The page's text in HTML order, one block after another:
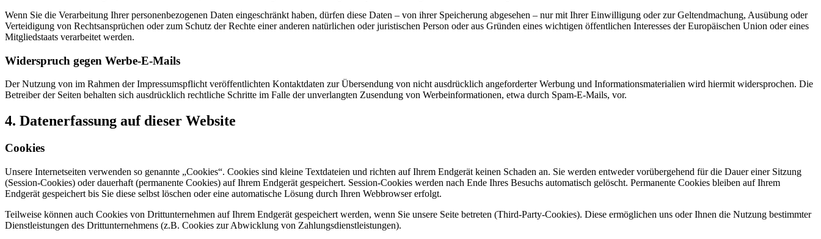
Wenn Sie die Verarbeitung Ihrer personenbezogenen Daten eingeschränkt haben, dürfen diese Daten – von ihrer Speicherung abgesehen – nur mit Ihrer Einwilligung oder zur Geltendmachung, Ausübung oder
Verteidigung von Rechtsansprüchen oder zum Schutz der Rechte einer anderen natürlichen oder juristischen Person oder aus Gründen eines wichtigen öffentlichen Interesses der Europäischen Union oder eines
Mitgliedstaats verarbeitet werden.
Widerspruch gegen Werbe-E-Mails
Der Nutzung von im Rahmen der Impressumspflicht veröffentlichten Kontaktdaten zur Übersendung von nicht ausdrücklich angeforderter Werbung und Informationsmaterialien wird hiermit widersprochen. Die
Betreiber der Seiten behalten sich ausdrücklich rechtliche Schritte im Falle der unverlangten Zusendung von Werbeinformationen, etwa durch Spam-E-Mails, vor.
4. Datenerfassung auf dieser Website
Cookies
Unsere Internetseiten verwenden so genannte „Cookies“. Cookies sind kleine Textdateien und richten auf Ihrem Endgerät keinen Schaden an. Sie werden entweder vorübergehend für die Dauer einer Sitzung
(Session-Cookies) oder dauerhaft (permanente Cookies) auf Ihrem Endgerät gespeichert. Session-Cookies werden nach Ende Ihres Besuchs automatisch gelöscht. Permanente Cookies bleiben auf Ihrem
Endgerät gespeichert bis Sie diese selbst löschen oder eine automatische Lösung durch Ihren Webbrowser erfolgt.
Teilweise können auch Cookies von Drittunternehmen auf Ihrem Endgerät gespeichert werden, wenn Sie unsere Seite betreten (Third-Party-Cookies). Diese ermöglichen uns oder Ihnen die Nutzung bestimmter
Dienstleistungen des Drittunternehmens (z.B. Cookies zur Abwicklung von Zahlungsdienstleistungen).